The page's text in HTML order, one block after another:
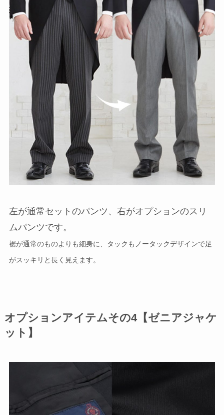
左が通常セットのパンツ、右がオプションのスリ
ムパンツです。
裾が通常のものよりも細身に、タックもノータックデザインで足
がスッキリと長く見えます。
オプションアイテムその4【ゼニアジャケ
ット】